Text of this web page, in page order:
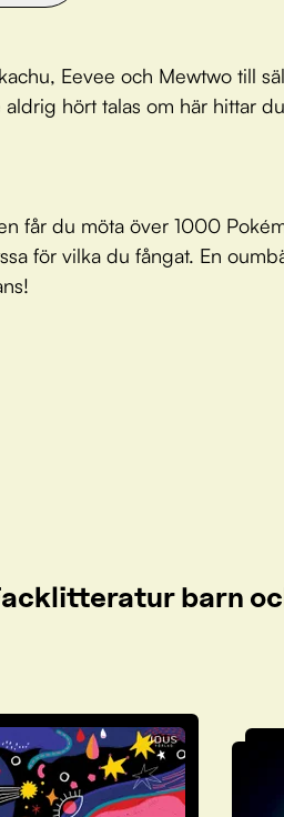
Eevee och Mewtwo till
hört talas om här hittar
får du möta över 1000
för vilka du fångat. En
barn